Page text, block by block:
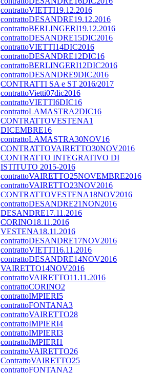
contrattoVIETTI19.12.2016
contrattoDESANDRE19.12.2016
contrattoBERLINGERI19.12.2016
contrattoDESANDRE15DIC2016
contrattoVIETTI14DIC2016
contrattoDESANDRE12DIC16
contrattoBERLINGERI12DIC2016
contrattoDESANDRE9DIC2016
CONTRATTI SA e ST 2016/2017
contrattoVietti07dic2016
contrattoVIETTI6DIC16
contrattoLAMASTRA2DIC16
CONTRATTOVESTENA1
DICEMBRE16
contrattoLAMASTRA30NOV16
CONTRATTOVAIRETTO30NOV2016
CONTRATTO INTEGRATIVO DI
ISTITUTO 2015-2016
contrattoVAIRETTO25NOVEMBRE2016
contrattoVAIRETTO23NOV2016
CONTRATTOVESTENA18NOV2016
contrattoDESANDRE21NON2016
DESANDRE17.11.2016
CORINO18.11.2016
VESTENA18.11.2016
contrattoDESANDRE17NOV2016
contrattoVIETTI16.11.2016
contrattoDESANDRE14NOV2016
VAIRETTO14NOV2016
contrattoVAIRETTO11.11.2016
contrattoCORINO2
contrattoIMPIERI5
contrattoFONTANA3
contrattoVAIRETTO28
contrattoIMPIERI4
contrattoIMPIERI3
contrattoIMPIERI1
contrattoVAIRETTO26
ContrattoVAIRETTO25
contrattoFONTANA2